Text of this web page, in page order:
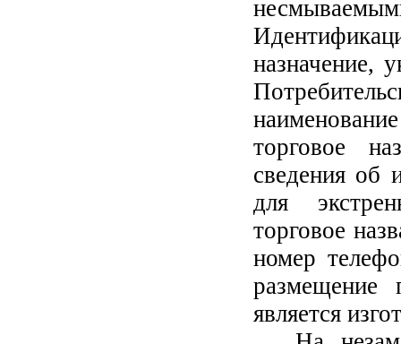
назначение,
торговое
сведения об
для
торговое
номер
размещение
является